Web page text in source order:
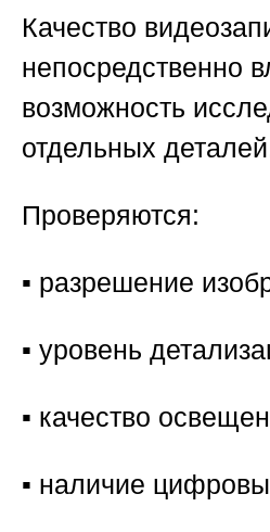
Качество
непосредственно
возможность
отдельных
Проверяются:
▪️ разрешение
▪️ уровень
▪️ качество
▪️ наличие